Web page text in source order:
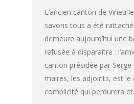
L’ancien canton de Virieu
savons tous a été
demeure aujourd’hui une
refusée à disparaître :
canton présidée par Serge
maires, les adjoints, est
complicité qui perdurera